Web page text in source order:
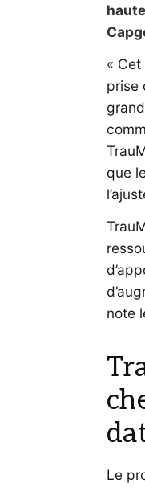
«
prise
que
note
Le